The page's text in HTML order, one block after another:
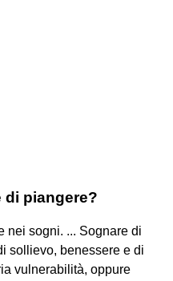
di piangere?
nei sogni. ... Sognare di
sollievo, benessere e di
vulnerabilità, oppure